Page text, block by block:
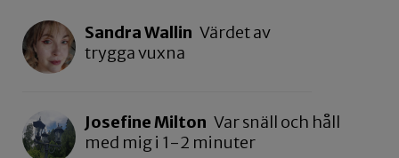
Sandra Wallin Värdet av
trygga vuxna
Josefine Milton Var snäll och håll
med mig i 1-2 minuter